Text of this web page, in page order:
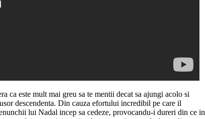
ca este mult mai greu sa te mentii decat sa ajungi acolo si
descendenta. Din cauza efortului incredibil pe care il
lui Nadal incep sa cedeze, provocandu-i dureri din ce in